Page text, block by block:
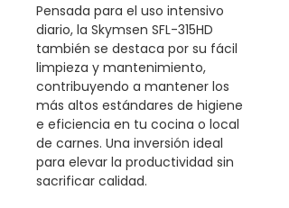
Pensada para el uso intensivo
diario, la Skymsen SFL-315HD
también se destaca por su fácil
limpieza y mantenimiento,
contribuyendo a mantener los
más altos estándares de higiene
e eficiencia en tu cocina o local
de carnes. Una inversión ideal
para elevar la productividad sin
sacrificar calidad.